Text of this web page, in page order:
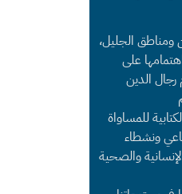
ومناطق الجليل،
على
الدين
للمساواة
ونشطاء
والصحية